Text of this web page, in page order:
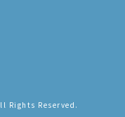
Rights Reserved.